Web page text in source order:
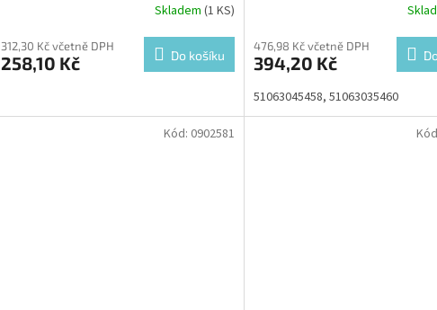
Skladem (1 KS)
312,30 Kč včetně DPH
258,10 Kč Do košíku
476,98 Kč včetně DPH
394,20 Kč
51063045458, 51063035460
Kód: 0902581